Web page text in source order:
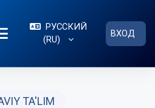
БОКОВАЯ ПАНЕЛЬ
РУССКИЙ
‎(RU)‎
ВХОД
TA'LIM